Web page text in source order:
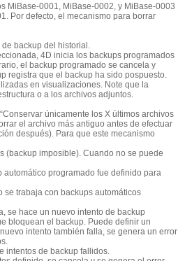
MiBase-0001, MiBase-0002, y MiBase-0003
Por defecto, el mecanismo para borrar
backup del historial.
4D inicia los backups programados
el backup programado se cancela y
registra que el backup ha sido pospuesto.
en visualizaciones. Note que la
o a los archivos adjuntos.
únicamente los X últimos archivos
el archivo más antiguo antes de efectuar
después). Para que este mecanismo
(backup imposible). Cuando no se puede
programado fue definido para
se trabaja con backups automáticos
se hace un nuevo intento de backup
bloquean el backup. Puede definir un
intento también falla, se genera un error
intentos de backup fallidos.